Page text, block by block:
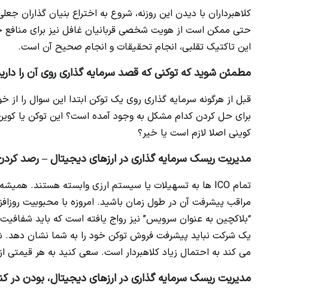
کلاهبرداران با دیدن این روزنه، شروع به اختراع بنیان گذاران
حتی ممکن است از هویت شخصی قربانیان غافل نیز برای منافع
این تاکتیک تقلبی، انجام تحقیقات و انجام صحیح آن است.
مطمئن شوید که توکنی که قصد سرمایه گذاری روی آن را
قبل از هرگونه سرمایه گذاری روی یک توکن ابتدا این سوال را از
برای حل کردن کدام مشکل به وجود آمده است؟ این توکن یا
کوینی اصلا لازم است یا خیر؟
مدیریت ریسک سرمایه گذاری در ارزهای دیجیتال–رصد
مراقب پیشرفت آن در طول زمان باشید. امروزه با محبوبیت
“بلاکچین به عنوان سرویس” نیز رواج یافته است که باید
می کند به احتمال زیاد کلاهبردار است. سعی کنید به هر
مدیریت ریسک سرمایه گذاری در ارزهای دیجیتال، بودن در